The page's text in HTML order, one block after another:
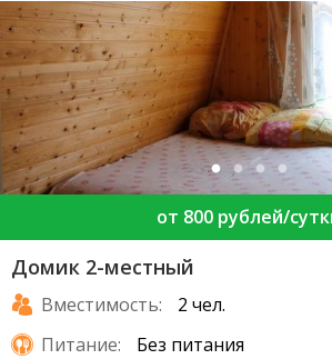
от 800 рублей/
Домик 2-местный
Вместимость:
2 чел.
Питание:
Без питания